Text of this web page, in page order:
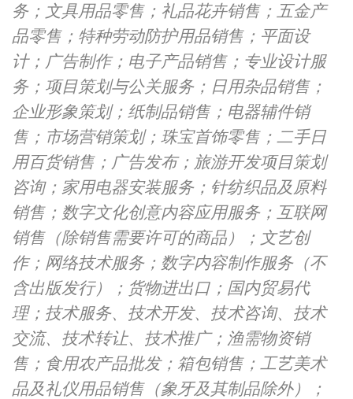
务；文具用品零售；礼品花卉销售；五金产
品零售；特种劳动防护用品销售；平面设
计；广告制作；电子产品销售；专业设计服
务；项目策划与公关服务；日用杂品销售；
企业形象策划；纸制品销售；电器辅件销
售；市场营销策划；珠宝首饰零售；二手日
用百货销售；广告发布；旅游开发项目策划
咨询；家用电器安装服务；针纺织品及原料
销售；数字文化创意内容应用服务；互联网
销售（除销售需要许可的商品）；文艺创
作；网络技术服务；数字内容制作服务（不
含出版发行）；货物进出口；国内贸易代
理；技术服务、技术开发、技术咨询、技术
交流、技术转让、技术推广；渔需物资销
售；食用农产品批发；箱包销售；工艺美术
品及礼仪用品销售（象牙及其制品除外）；